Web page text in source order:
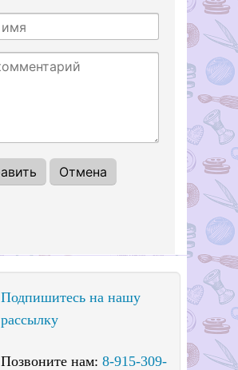
Подпишитесь на нашу
рассылку
Позвоните нам: 8-915-309-